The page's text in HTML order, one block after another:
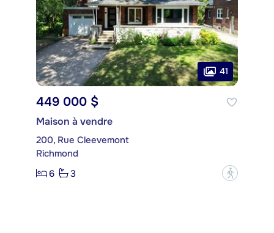
41
449 000 $
Maison à vendre
200, Rue Cleevemont
Richmond
6
3 ?